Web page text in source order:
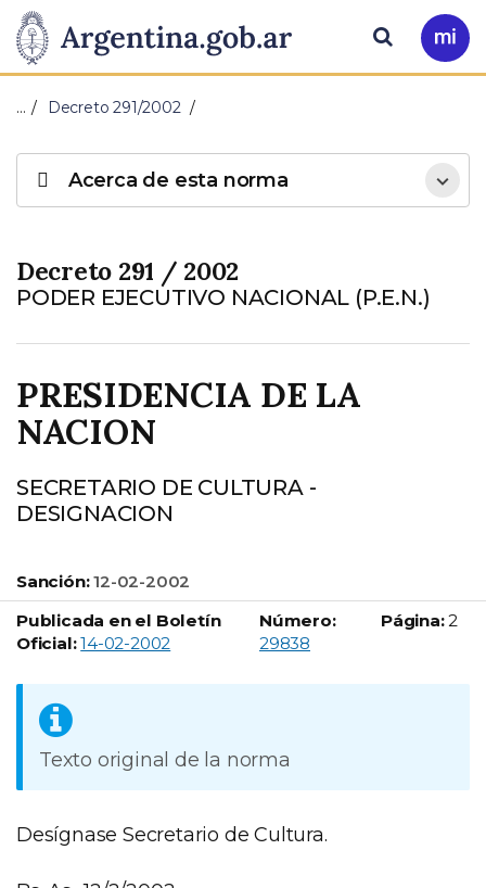
Presidencia
de
Nación
Pasar al contenido principal
Ir
a
Buscar
… Decreto 291/2002
Decreto 291 / 2002
PODER EJECUTIVO NACIONAL (P.E.N.)
PRESIDENCIA DE LA
NACION
SECRETARIO DE CULTURA -
DESIGNACION
Sanción: 12-02-2002
Publicada en el Boletín
Oficial: 14-02-2002
Número:
Boletín Oficial número:
29838
Página: 2
Texto original de la norma
Desígnase Secretario de Cultura.
Acerca de esta norma